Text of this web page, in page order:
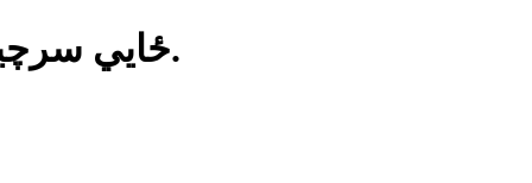
ځايي سرچینې: طالبانو په بامیان ولایت کې ښځو ته د سیم‌کارټونو پلور درولی دی.